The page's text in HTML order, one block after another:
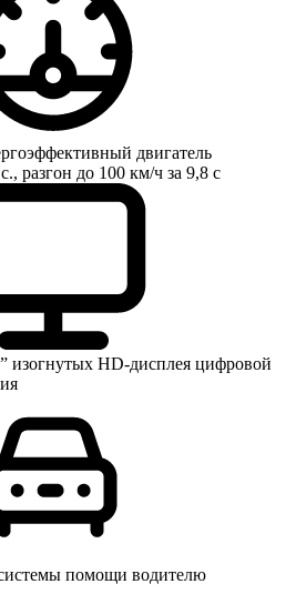
двигатель
разгон до 100 км/ч за 9,8 с
изогнутых HD-дисплея цифровой
помощи водителю